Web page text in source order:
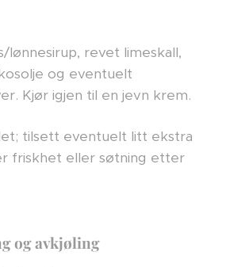
lønnesirup, revet limeskall,
og eventuelt
Kjør igjen til en jevn krem.
tilsett eventuelt litt ekstra
friskhet eller søtning etter
og avkjøling